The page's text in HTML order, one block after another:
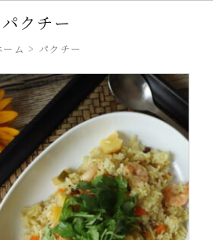
パクチー
ーム パクチー